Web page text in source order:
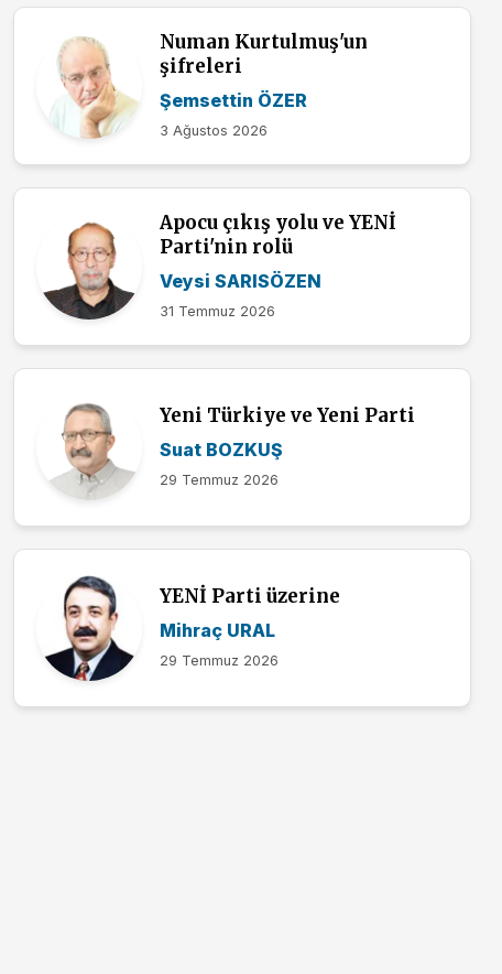
Numan Kurtulmuş'un
şifreleri
Şemsettin ÖZER
3 Ağustos 2026
Apocu çıkış yolu ve YENİ
Parti'nin rolü
Veysi SARISÖZEN
31 Temmuz 2026
Yeni Türkiye ve Yeni Parti
Suat BOZKUŞ
29 Temmuz 2026
YENİ Parti üzerine
Mihraç URAL
29 Temmuz 2026